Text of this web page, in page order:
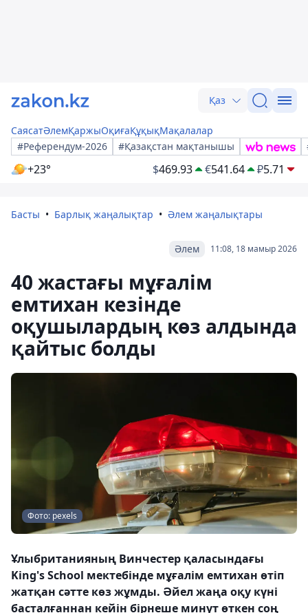
Қаз
СаясатӘлемҚаржыОқиғаҚұқықМақалалар
#Референдум-2026
#Қазақстан мақтанышы
+23° $469.93 €541.64 ₽5.71
Басты Барлық жаңалықтар Әлем жаңалықтары
11:08, 18 мамыр 2026
Әлем
40 жастағы мұғалім
емтихан кезінде
оқушылардың көз алдында
қайтыс болды
Фото: pexels
Ұлыбританияның Винчестер қаласындағы
King's School мектебінде мұғалім емтихан өтіп
жатқан сәтте көз жұмды. Әйел жаңа оқу күні
басталғаннан кейін бірнеше минут өткен соң